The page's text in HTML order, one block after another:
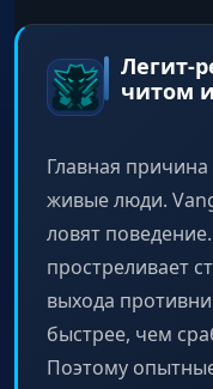
Легит-
читом
Главная
живые люди.
ловят
простреливает
выхода
быстрее, чем
Поэтому